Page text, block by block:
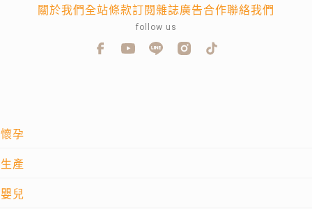
懷孕
生產
嬰兒
關於我們全站條款訂閱雜誌廣告合作聯絡我們
follow us